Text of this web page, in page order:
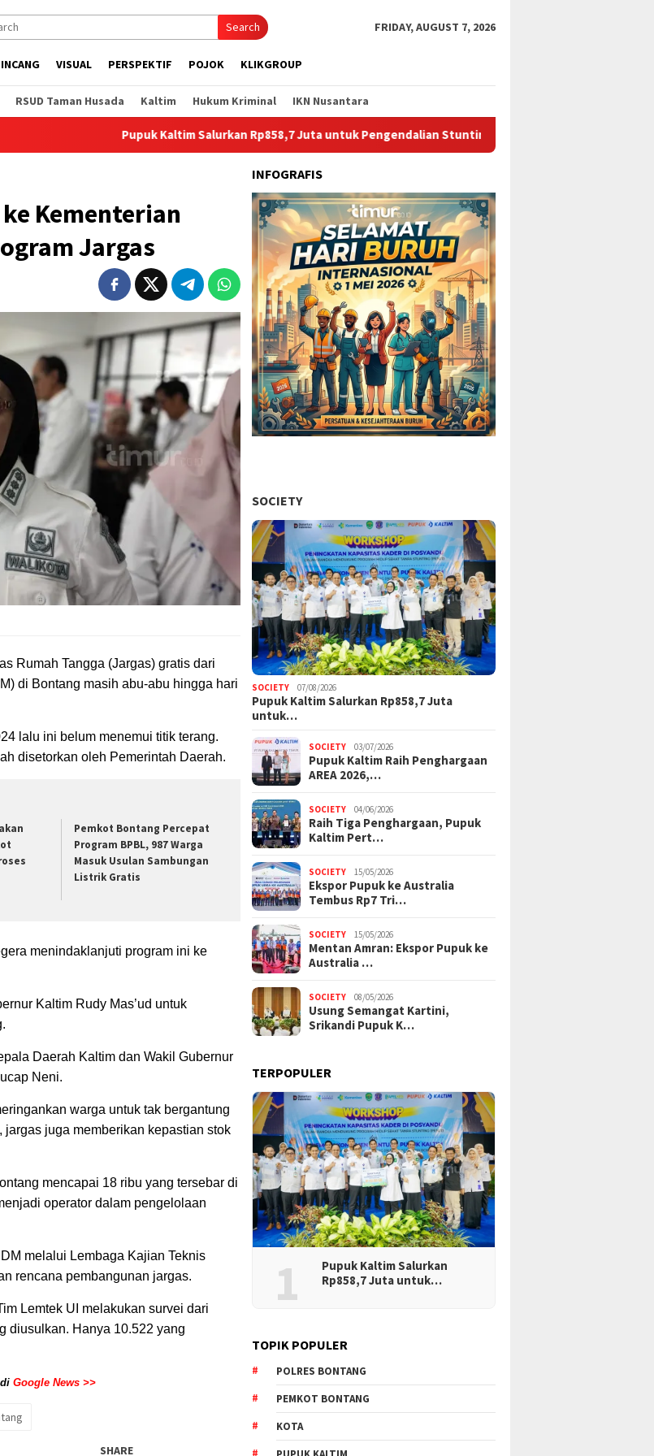
Search FRIDAY, AUGUST 7, 2026
VISUAL PERSPEKTIF POJOK KLIKGROUP
RSUD Taman Husada Kaltim Hukum Kriminal IKN Nusantara
Pupuk Kaltim Salurkan Rp858,7 Juta untuk Pengendalian Stunting di Kota Bontang
Kementerian
Jargas
Rumah Tangga (Jargas) gratis dari
di Bontang masih abu-abu hingga hari
lalu ini belum menemui titik terang.
disetorkan oleh Pemerintah Daerah.
Pemkot Bontang Percepat
Program BPBL, 987 Warga
Masuk Usulan Sambungan
Listrik Gratis
menindaklanjuti program ini ke
Kaltim Rudy Mas’ud untuk
Daerah Kaltim dan Wakil Gubernur
Neni.
warga untuk tak bergantung
juga memberikan kepastian stok
mencapai 18 ribu yang tersebar di
operator dalam pengelolaan
melalui Lembaga Kajian Teknis
rencana pembangunan jargas.
Lemtek UI melakukan survei dari
diusulkan. Hanya 10.522 yang
Google News >>
SHARE
INFOGRAFIS
SOCIETY
SOCIETY 07/08/2026
Pupuk Kaltim Salurkan Rp858,7 Juta
untuk…
SOCIETY 03/07/2026
Pupuk Kaltim Raih Penghargaan
AREA 2026,…
SOCIETY 04/06/2026
Raih Tiga Penghargaan, Pupuk
Kaltim Pert…
SOCIETY 15/05/2026
Ekspor Pupuk ke Australia
Tembus Rp7 Tri…
SOCIETY 15/05/2026
Mentan Amran: Ekspor Pupuk ke
Australia …
SOCIETY 08/05/2026
Usung Semangat Kartini,
Srikandi Pupuk K…
TERPOPULER
1
Pupuk Kaltim Salurkan
Rp858,7 Juta untuk…
TOPIK POPULER
POLRES BONTANG
PEMKOT BONTANG
KOTA